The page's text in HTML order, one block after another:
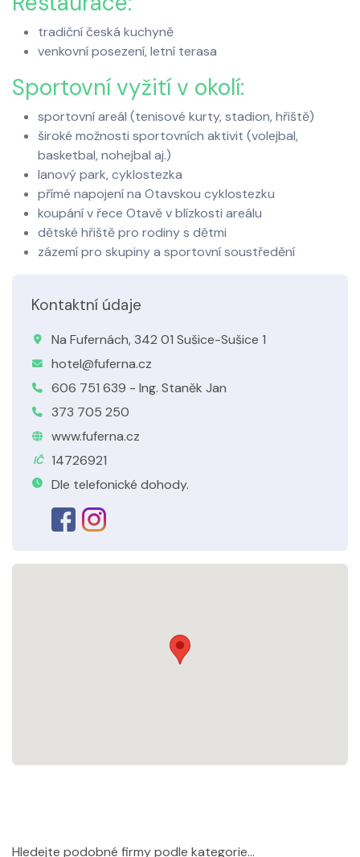
tradiční česká kuchyně
venkovní posezení, letní terasa
Sportovní vyžití v okolí:
sportovní areál (tenisové kurty, stadion, hřiště)
široké možnosti sportovních aktivit (volejbal,
basketbal, nohejbal aj.)
lanový park, cyklostezka
přímé napojení na Otavskou cyklostezku
koupání v řece Otavě v blízkosti areálu
dětské hřiště pro rodiny s dětmi
zázemí pro skupiny a sportovní soustředění
Kontaktní údaje
Na Fufernách, 342 01 Sušice-Sušice 1
hotel@fuferna.cz
606 751 639 - Ing. Staněk Jan
373 705 250
www.fuferna.cz
IČ
14726921
Dle telefonické dohody.
Hledejte podobné firmy podle kategorie...